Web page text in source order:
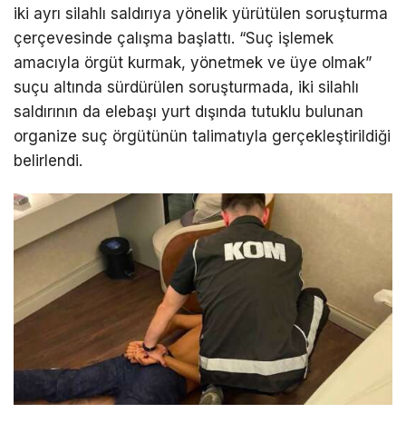
iki ayrı silahlı saldırıya yönelik yürütülen soruşturma
çerçevesinde çalışma başlattı. “Suç işlemek
amacıyla örgüt kurmak, yönetmek ve üye olmak”
suçu altında sürdürülen soruşturmada, iki silahlı
saldırının da elebaşı yurt dışında tutuklu bulunan
organize suç örgütünün talimatıyla gerçekleştirildiği
belirlendi.